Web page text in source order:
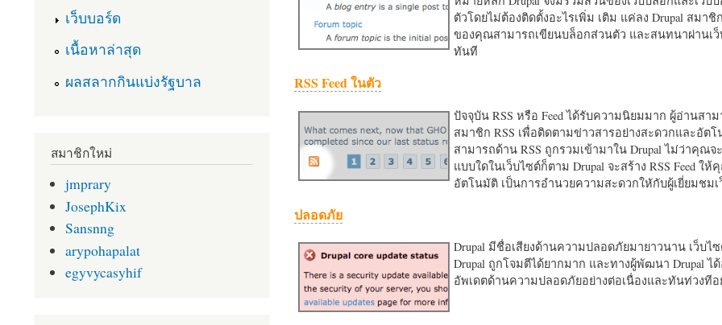
ตัวโดยไม่ต้องติดตั้งอะไรเพิ่ม เติม แค่ลง Drupal สมาชิ
ของคุณสามารถเขียนบล็อกส่วนตัว และสนทนาผ่านเว็
ทันที
RSS Feed ในตัว
ปัจจุบัน RSS หรือ Feed ได้รับความนิยมมาก ผู้อ่านสา
สมาชิก RSS เพื่อติดตามข่าวสารอย่างสะดวกและอัต
สามารถด้าน RSS ถูกรวมเข้ามาใน Drupal ไม่ว่าคุณจ
แบบใดในเว็บไซต์ก็ตาม Drupal จะสร้าง RSS Feed ให้
อัตโนมัติ เป็นการอำนวยความสะดวกใหักับผู้เยี่ยมชม
ปลอดภัย
Drupal มีชื่อเสียงด้านความปลอดภัยมายาวนาน เว็บไ
Drupal ถูกโจมตีได้ยากมาก และทางผู้พัฒนา Drupal ไ
อัพเดตด้านความปลอดภัยอย่างต่อเนื่องและทันท่วงทีอ
เว็บบอร์ด
เนื้อหาล่าสุด
ผลสลากกินแบ่งรัฐบาล
สมาชิกใหม่
jmprary
JosephKix
Sansnng
arypohapalat
egyvycasyhif